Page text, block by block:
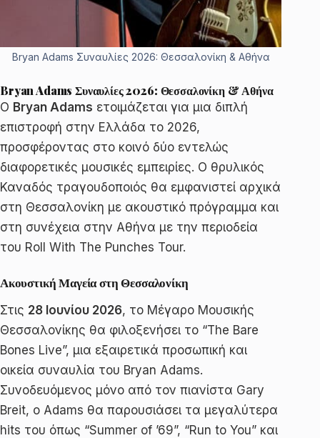
Bryan Adams Συναυλίες 2026: Θεσσαλονίκη & Αθήνα
Bryan Adams Συναυλίες 2026: Θεσσαλονίκη & Αθήνα
Ο Bryan Adams ετοιμάζεται για μια διπλή
επιστροφή στην Ελλάδα το 2026,
προσφέροντας στο κοινό δύο εντελώς
διαφορετικές μουσικές εμπειρίες. Ο θρυλικός
Καναδός τραγουδοποιός θα εμφανιστεί αρχικά
στη Θεσσαλονίκη με ακουστικό πρόγραμμα και
στη συνέχεια στην Αθήνα με την περιοδεία
του Roll With The Punches Tour.
Ακουστική Μαγεία στη Θεσσαλονίκη
Στις 28 Ιουνίου 2026, το Μέγαρο Μουσικής
Θεσσαλονίκης θα φιλοξενήσει το “The Bare
Bones Live”, μια εξαιρετικά προσωπική και
οικεία συναυλία του Bryan Adams.
Συνοδευόμενος μόνο από τον πιανίστα Gary
Breit, ο Adams θα παρουσιάσει τα μεγαλύτερα
hits του όπως “Summer of ’69”, “Run to You” και